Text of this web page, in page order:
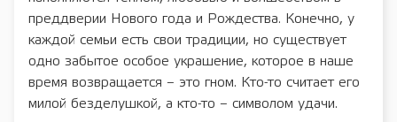
преддверии Нового года и Рождества. Конечно, у
каждой семьи есть свои традиции, но существует
одно забытое особое украшение, которое в наше
время возвращается – это гном. Кто-то считает его
милой безделушкой, а кто-то – символом удачи.